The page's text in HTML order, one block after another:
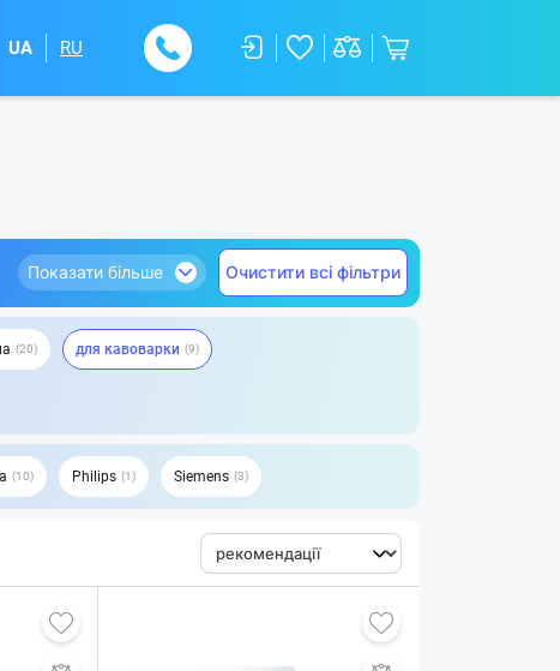
UA RU
Показати більше Очистити всі фільтри
20 для кавоварки 9
10 Philips 1 Siemens 3